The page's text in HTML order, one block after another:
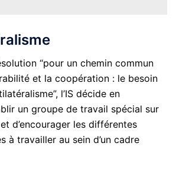
“pour un chemin commun
et la coopération : le besoin
l’IS décide en
un groupe de travail spécial sur
d’encourager les différentes
à travailler au sein d’un cadre